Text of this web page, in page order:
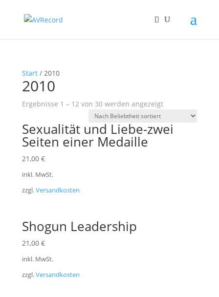
Start/ 2010
2010
Ergebnisse 1 – 12 von 30 werden angezeigtNach
Beliebtheit
sortiert
Sexualität und Liebe-zwei
Seiten einer Medaille
21,00 €
inkl. MwSt.
zzgl.Versandkosten
Shogun Leadership
21,00 €
inkl. MwSt.
zzgl.Versandkosten